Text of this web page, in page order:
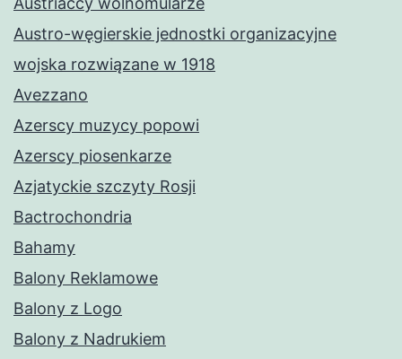
Austro-węgierskie jednostki organizacyjne
wojska rozwiązane w 1918
Avezzano
Azerscy muzycy popowi
Azerscy piosenkarze
Azjatyckie szczyty Rosji
Bactrochondria
Bahamy
Balony Reklamowe
Balony z Logo
Balony z Nadrukiem